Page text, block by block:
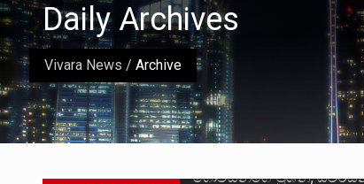
Vivara News / Archive
Daily Archives